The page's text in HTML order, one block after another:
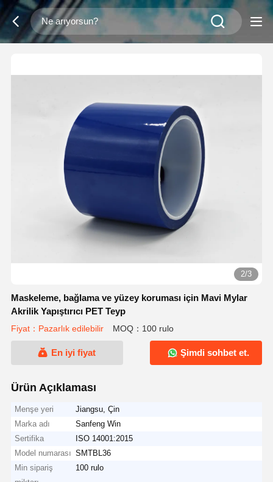
2/3
Maskeleme, bağlama ve yüzey koruması için Mavi Mylar
Akrilik Yapıştırıcı PET Teyp
Fiyat：Pazarlık edilebilir MOQ：100 rulo
En iyi fiyat Şimdi sohbet et.
Ürün Açıklaması
Menşe yeri
Jiangsu, Çin
Marka adı
Sanfeng Win
Sertifika
ISO 14001:2015
Model numarası SMTBL36
Min sipariş
100 rulo